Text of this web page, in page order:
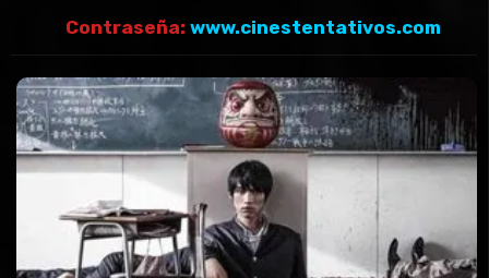
Contraseña: www.cinestentativos.com